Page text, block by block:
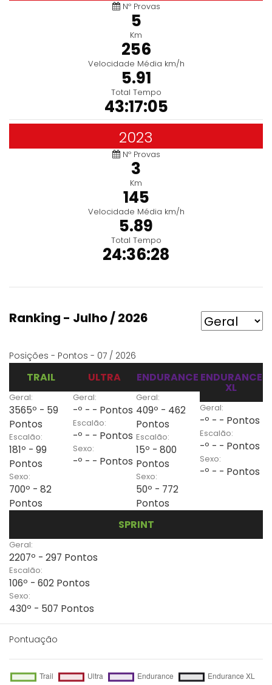
Nº Provas
5
Km
256
Velocidade Média km/h
5.91
Total Tempo
43:17:05
2023
Nº Provas
3
Km
145
Velocidade Média km/h
5.89
Total Tempo
24:36:28
Ranking - Julho / 2026
Posições - Pontos - 07 / 2026
TRAIL
Geral:
3565º - 59
Pontos
Escalão:
181º - 99
Pontos
Sexo:
700º - 82
Pontos
ULTRA
Geral:
-º - - Pontos
Escalão:
-º - - Pontos
Sexo:
-º - - Pontos
ENDURANCE
Geral:
409º - 462
Pontos
Escalão:
15º - 800
Pontos
Sexo:
50º - 772
Pontos
ENDURANCE
XL
Geral:
-º - - Pontos
Escalão:
-º - - Pontos
Sexo:
-º - - Pontos
SPRINT
Geral:
2207º - 297 Pontos
Escalão:
106º - 602 Pontos
Sexo:
430º - 507 Pontos
Pontuação